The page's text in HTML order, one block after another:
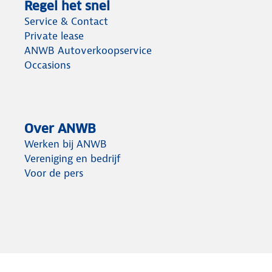
Regel het snel
Service & Contact
Private lease
ANWB Autoverkoopservice
Occasions
Over ANWB
Werken bij ANWB
Vereniging en bedrijf
Voor de pers